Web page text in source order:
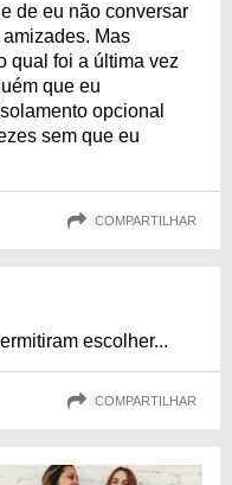
de eu não conversar
Mas
qual foi a última vez
que eu
opcional
sem que eu
COMPARTILHAR
escolher...
COMPARTILHAR